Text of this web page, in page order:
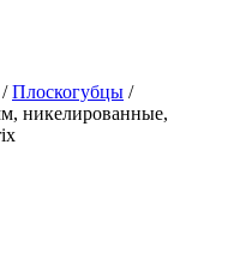
/Плоскогубцы /
никелированные,